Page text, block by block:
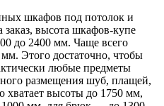
шкафов под потолок и
высота шкафов-купе
до 2400 мм. Чаще всего
мм. Этого достаточно, чтобы
любые предметы
размещения шуб, плащей,
хватает высоты до 1750 мм,